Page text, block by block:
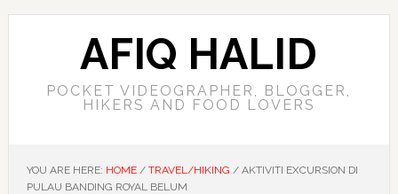
AFIQ HALID
POCKET VIDEOGRAPHER, BLOGGER,
HIKERS AND FOOD LOVERS
YOU ARE HERE: HOME / TRAVEL/HIKING /AKTIVITI EXCURSION DI
PULAU BANDING ROYAL BELUM